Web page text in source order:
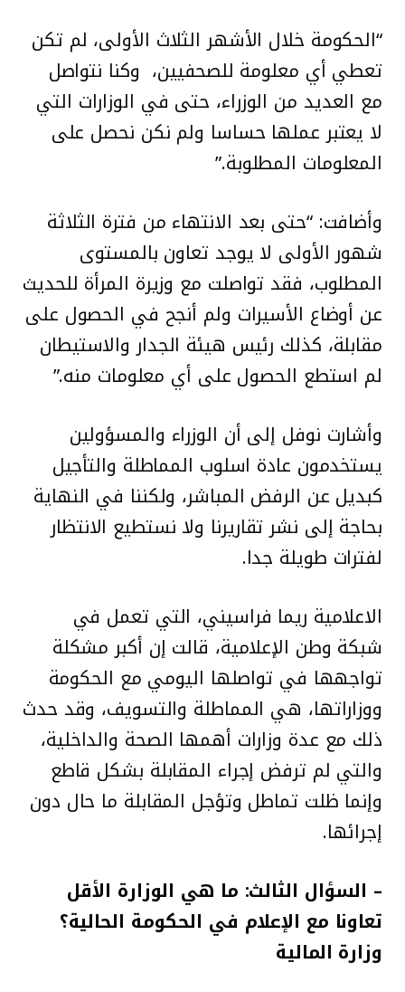
“الحكومة خلال الأشهر الثلاث الأولى، لم تكن
تعطي أي معلومة للصحفيين، وكنا نتواصل
مع العديد من الوزراء، حتى في الوزارات التي
لا يعتبر عملها حساسا ولم نكن نحصل على
المعلومات المطلوبة.”
وأضافت: “حتى بعد الانتهاء من فترة الثلاثة
شهور الأولى لا يوجد تعاون بالمستوى
المطلوب، فقد تواصلت مع وزيرة المرأة للحديث
عن أوضاع الأسيرات ولم أنجح في الحصول على
مقابلة، كذلك رئيس هيئة الجدار والاستيطان
لم استطع الحصول على أي معلومات منه.”
وأشارت نوفل إلى أن الوزراء والمسؤولين
يستخدمون عادة اسلوب المماطلة والتأجيل
كبديل عن الرفض المباشر، ولكننا في النهاية
بحاجة إلى نشر تقاريرنا ولا نستطيع الانتظار
لفترات طويلة جدا.
الاعلامية ريما فراسيني، التي تعمل في
شبكة وطن الإعلامية، قالت إن أكبر مشكلة
تواجهها في تواصلها اليومي مع الحكومة
ووزاراتها، هي المماطلة والتسويف، وقد حدث
ذلك مع عدة وزارات أهمها الصحة والداخلية،
والتي لم ترفض إجراء المقابلة بشكل قاطع
وإنما ظلت تماطل وتؤجل المقابلة ما حال دون
إجرائها.
– السؤال الثالث: ما هي الوزارة الأقل
تعاونا مع الإعلام في الحكومة الحالية؟
وزارة المالية